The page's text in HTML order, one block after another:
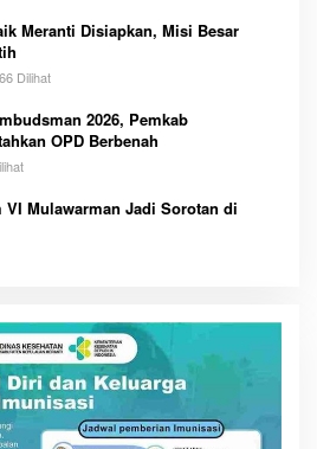
Meranti Disiapkan, Misi Besar
Dilihat
2026, Pemkab
OPD Berbenah
VI Mulawarman Jadi Sorotan di